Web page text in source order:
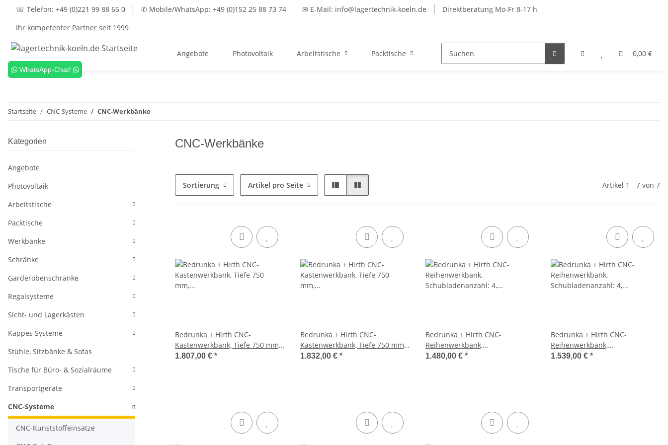
☏ Telefon: +49 (0)221 99 88 65 0 ✆ Mobile/WhatsApp: +49 (0)152 25 88 73 74 ✉ E-Mail: info@lagertechnik-koeln.de
Direktberatung Mo-Fr 8-17 h
Ihr kompetenter Partner seit 1999
WhatsApp-Chat!
0,00 €
Angebote Photovoltaik Arbeitstische Packtische Werkbänke Garderobenschränke
Startseite CNC-Systeme CNC-Werkbänke
CNC-Werkbänke
Sortierung Artikel pro Seite Artikel 1 - 7 von 7
Bedrunka + Hirth CNC-
Kastenwerkbank, Tiefe 750 mm,
Schubladenanzahl: 7, RAL 7035 /
1.807,00 € *
Bedrunka + Hirth CNC-
Kastenwerkbank, Tiefe 750 mm,
Schubladenanzahl: 7, RAL 7035 /
1.832,00 € *
Bedrunka + Hirth CNC-
Reihenwerkbank,
Schubladenanzahl: 4, RAL 7035 /
1.480,00 € *
Bedrunka + Hirth CNC-
Reihenwerkbank,
Schubladenanzahl: 4, RAL 7035 /
1.539,00 € *
Kategorien
Angebote
Photovoltaik
Arbeitstische
Packtische
Werkbänke
Schränke
Garderobenschränke
Regalsysteme
Sicht- und Lagerkästen
Kappes Systeme
Stühle, Sitzbänke & Sofas
Tische für Büro- & Sozialräume
Transportgeräte
CNC-Systeme
CNC-Kunststoffeinsätze